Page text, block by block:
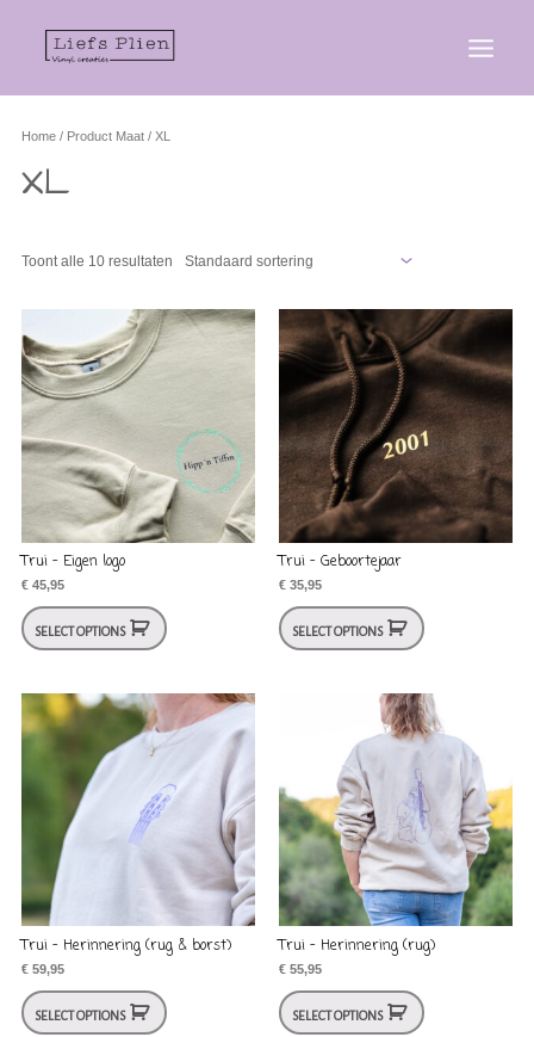
Home / Product Maat / XL
XL
Toont alle 10 resultaten
Trui – Eigen logo
€ 45,95
SELECT OPTIONS
Trui – Geboortejaar
€ 35,95
SELECT OPTIONS
Trui – Herinnering (rug & borst)
€ 59,95
SELECT OPTIONS
Trui – Herinnering (rug)
€ 55,95
SELECT OPTIONS